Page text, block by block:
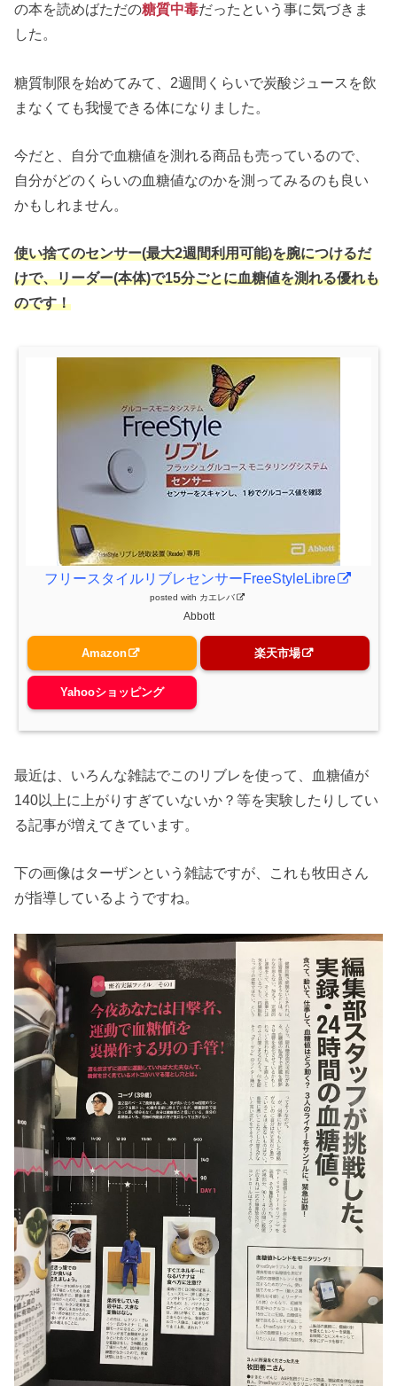
の本を読めばただの糖質中毒だったという事に気づきま
した。
糖質制限を始めてみて、2週間くらいで炭酸ジュースを飲
まなくても我慢できる体になりました。
今だと、自分で血糖値を測れる商品も売っているので、
自分がどのくらいの血糖値なのかを測ってみるのも良い
かもしれません。
使い捨てのセンサー(最大2週間利用可能)を腕につけるだ
けで、リーダー(本体)で15分ごとに血糖値を測れる優れも
のです！
フリースタイルリブレセンサーFreeStyleLibre
posted with カエレバ
Abbott
Amazon 楽天市場
Yahooショッピング
最近は、いろんな雑誌でこのリブレを使って、血糖値が
140以上に上がりすぎていないか？等を実験したりしてい
る記事が増えてきています。
下の画像はターザンという雑誌ですが、これも牧田さん
が指導しているようですね。